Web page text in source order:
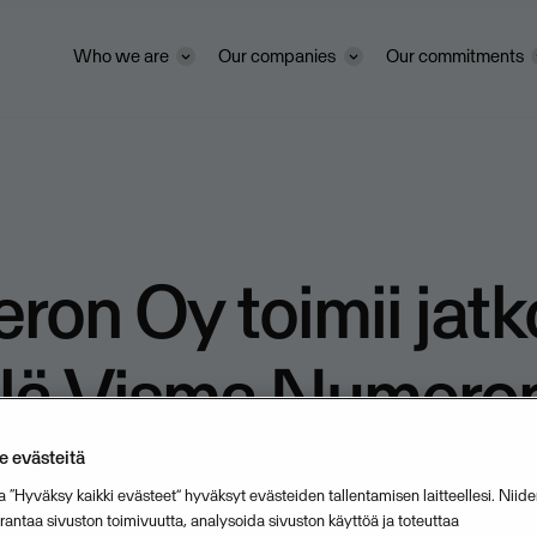
Who we are Our companies Our commitments
Oy toimii
Visma
jatkaa toimintaansa osana
muuttaa nimensä Visma
evästeitä
“Hyväksy kaikki evästeet” hyväksyt evästeiden tallentamisen laitteellesi.
sivuston toimivuutta, analysoida sivuston käyttöä ja toteuttaa